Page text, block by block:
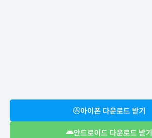
아이폰 다운로드 받기
안드로이드 다운로드 받기